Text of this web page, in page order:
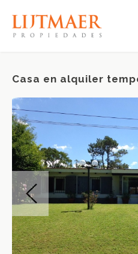
Casa en alquiler